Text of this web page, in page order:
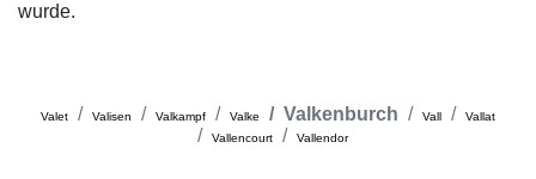
wurde.
Valet Valisen Valkampf Valke Valkenburch Vall
Vallat
Vallencourt
Vallendor